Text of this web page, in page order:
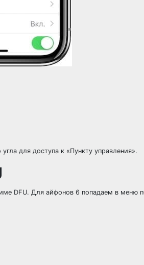
для доступа к «Пункту управления».
DFU. Для айфонов 6 попадаем в меню